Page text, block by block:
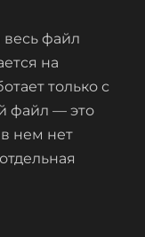
весь файл
на
только с
файл — это
нем нет